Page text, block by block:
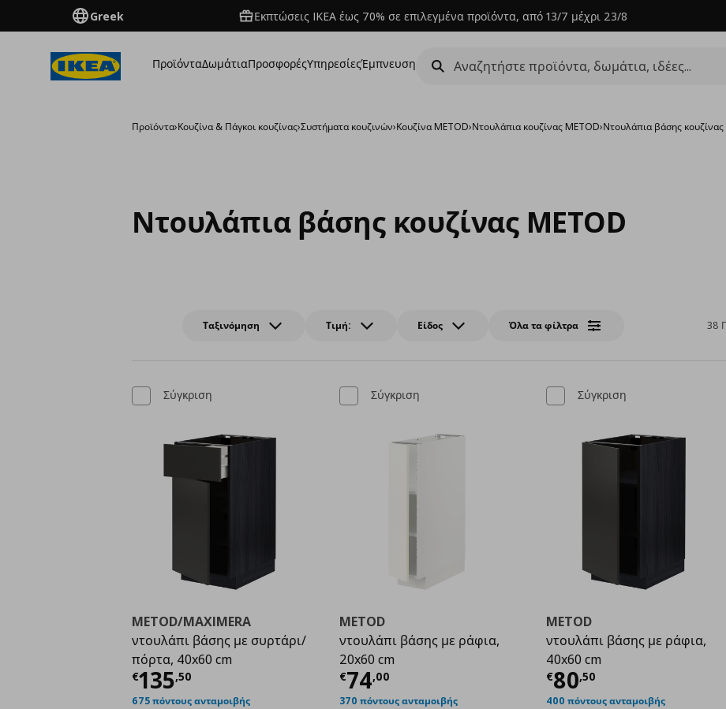
Greek Εκπτώσεις IKEA έως 70% σε επιλεγμένα προϊόντα, από 13/7 μέχρι 23/8
ΠροϊόνταΔωμάτιαΠροσφορέςΥπηρεσίεςΈμπνευση
Προϊόντα›Κουζίνα & Πάγκοι κουζίνας›Συστήματα κουζινών›Κουζίνα METOD›Ντουλάπια κουζίνας METOD›Ντουλάπια βάσης
Ντουλάπια βάσης κουζίνας METOD
Ταξινόμηση Τιμή: Είδος Όλα τα φίλτρα 38
Σύγκριση
METOD/MAXIMERA
ντουλάπι βάσης με συρτάρι/
πόρτα, 40x60 cm
€135,50
Τρέχουσα τιμή € 135,50
675 πόντους ανταμοιβής
Σύγκριση
METOD
ντουλάπι βάσης με ράφια,
20x60 cm
€74,00
Τρέχουσα τιμή € 74,00
370 πόντους ανταμοιβής
Σύγκριση
METOD
ντουλάπι βάσης με ράφια,
40x60 cm
€80,50
Τρέχουσα τιμή
400 πόντους ανταμοιβής